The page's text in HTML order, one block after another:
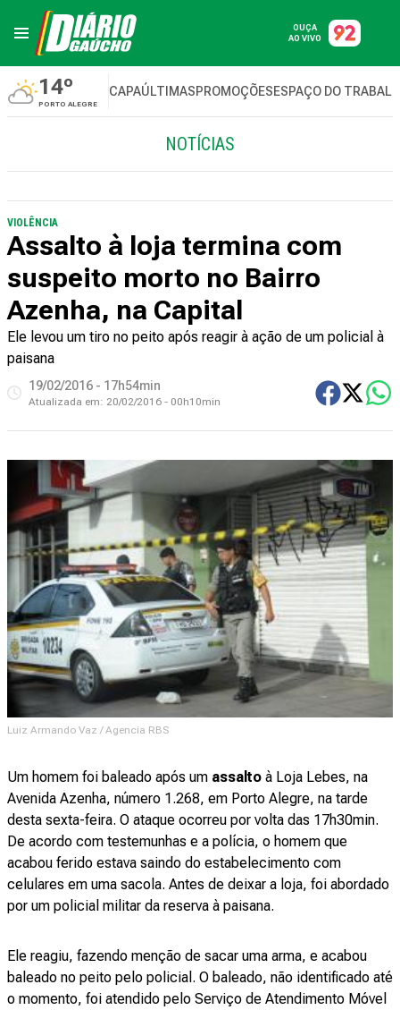
OUÇA
AO VIVO
14º
PORTO ALEGRE
CAPAÚLTIMASPROMOÇÕESESPAÇO DO
NOTÍCIAS
VIOLÊNCIA
Assalto à loja termina com
suspeito morto no Bairro
Azenha, na Capital
Ele levou um tiro no peito após reagir à ação de um policial à
paisana
19/02/2016 - 17h54min
Atualizada em: 20/02/2016 - 00h10min
Luiz Armando Vaz / Agencia RBS
Um homem foi baleado após um assalto à Loja Lebes, na
Avenida Azenha, número 1.268, em Porto Alegre, na tarde
desta sexta-feira. O ataque ocorreu por volta das 17h30min.
De acordo com testemunhas e a polícia, o homem que
acabou ferido estava saindo do estabelecimento com
celulares em uma sacola. Antes de deixar a loja, foi abordado
por um policial militar da reserva à paisana.
Ele reagiu, fazendo menção de sacar uma arma, e acabou
baleado no peito pelo policial. O baleado, não identificado até
o momento, foi atendido pelo Serviço de Atendimento Móvel